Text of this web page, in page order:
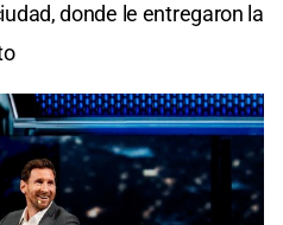
donde le entregaron la